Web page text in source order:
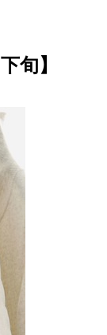
旬】